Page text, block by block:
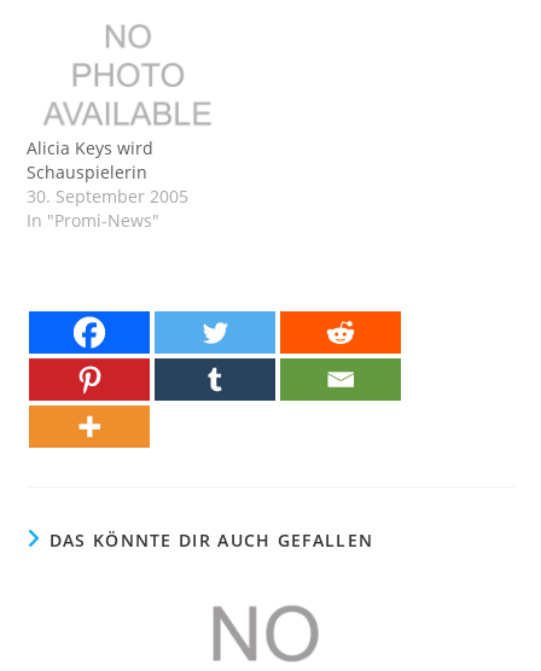
Alicia Keys wird
Schauspielerin
30. September 2005
In "Promi-News"
DAS KÖNNTE DIR AUCH GEFALLEN